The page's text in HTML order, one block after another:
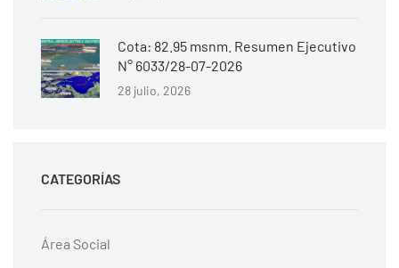
Cota: 82.95 msnm. Resumen Ejecutivo
N° 6033/28-07-2026
28 julio, 2026
CATEGORÍAS
Área Social